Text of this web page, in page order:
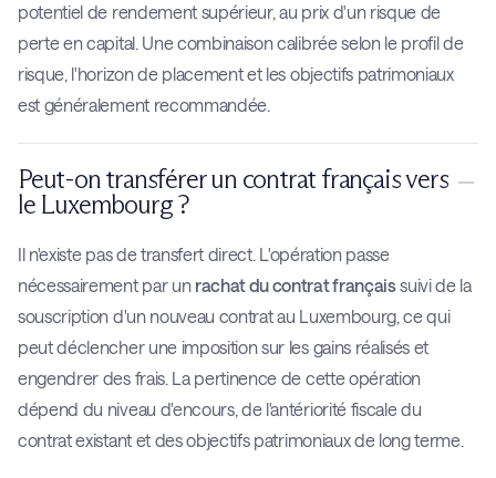
potentiel de rendement supérieur, au prix d'un risque de
perte en capital. Une combinaison calibrée selon le profil de
risque, l'horizon de placement et les objectifs patrimoniaux
est généralement recommandée.
Peut-on transférer un contrat français vers
le Luxembourg ?
Il n'existe pas de transfert direct. L'opération passe
nécessairement par un rachat du contrat françaissuivi de la
souscription d'un nouveau contrat au Luxembourg, ce qui
peut déclencher une imposition sur les gains réalisés et
engendrer des frais. La pertinence de cette opération
dépend du niveau d'encours, de l'antériorité fiscale du
contrat existant et des objectifs patrimoniaux de long terme.